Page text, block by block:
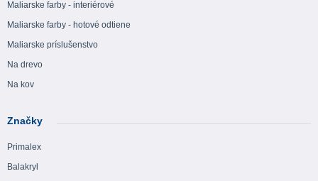
Maliarske farby - interiérové
Maliarske farby - hotové odtiene
Maliarske príslušenstvo
Na drevo
Na kov
Značky
Primalex
Balakryl